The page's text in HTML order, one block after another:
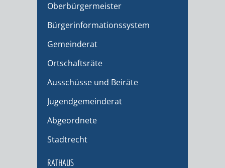
Oberbürgermeister
Bürgerinformationssystem
Gemeinderat
Ortschaftsräte
Ausschüsse und Beiräte
Jugendgemeinderat
Abgeordnete
Stadtrecht
RATHAUS